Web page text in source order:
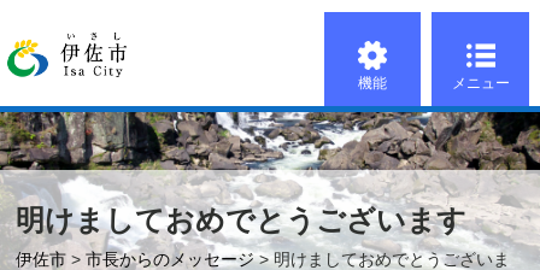
機能 メニュー
明けましておめでとうございます
伊佐市 >市長からのメッセージ> 明けましておめでとうございま